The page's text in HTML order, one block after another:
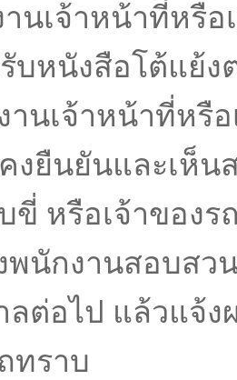
นเจ้าหน้าที่หรือ
บหนังสือโต้แย้ง
นเจ้าหน้าที่หรื
งยืนยันและเห็น
ขี่ หรือเจ้าของร
พนักงานสอบสว
ลต่อไป แล้วแจ้
ทราบ